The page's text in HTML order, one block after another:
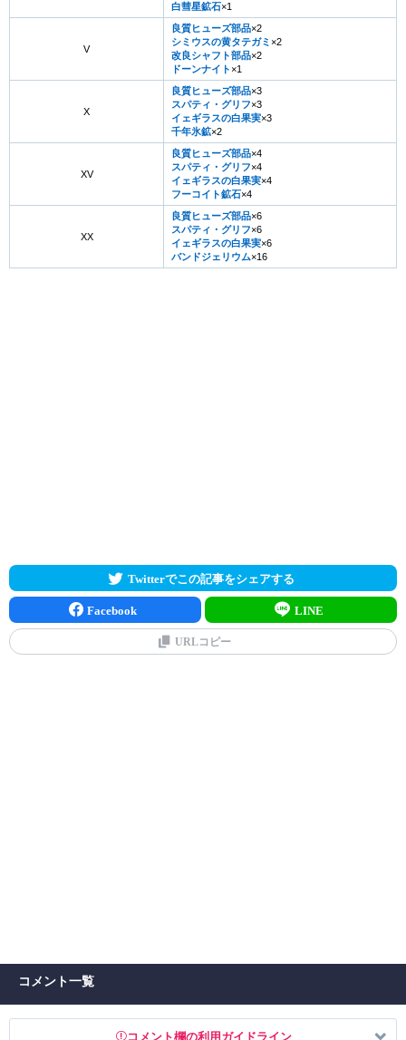
白彗星鉱石×1
V
良質ヒューズ部品×2
シミウスの黄タテガミ ×2
改良シャフト部品×2
ドーンナイト ×1
X
良質ヒューズ部品×3
スパティ・グリフ×3
イェギラスの白果実×3
千年氷鉱×2
XV
良質ヒューズ部品×4
スパティ・グリフ×4
イェギラスの白果実×4
フーコイト鉱石×4
XX
良質ヒューズ部品×6
スパティ・グリフ×6
イェギラスの白果実×6
バンドジェリウム×16
Twitterでこの記事をシェアする
Facebook LINE
URLコピー
コメント一覧
コメント欄の利用ガイドライン